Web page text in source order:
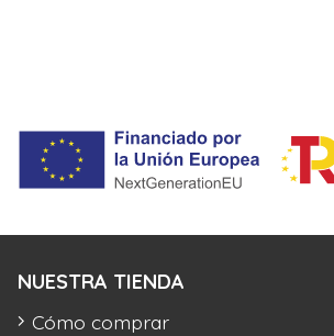
NUESTRA TIENDA
Cómo comprar